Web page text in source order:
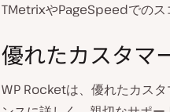
TMetrixやPageSpeedでのス
優れたカスタマ
WP Rocketは、優れたカス